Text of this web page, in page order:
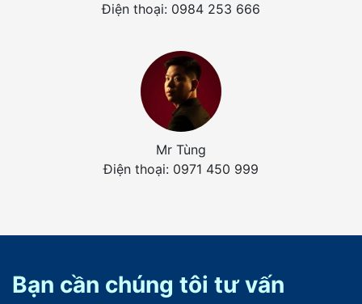
Điện thoại: 0984 253 666
Mr Tùng
Điện thoại: 0971 450 999
Bạn cần chúng tôi tư vấn